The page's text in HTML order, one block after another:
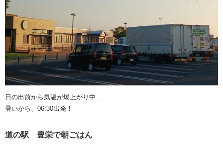
日の出前から気温が爆上がり中...
暑いから、06:30出発！
道の駅 豊栄で朝ごはん